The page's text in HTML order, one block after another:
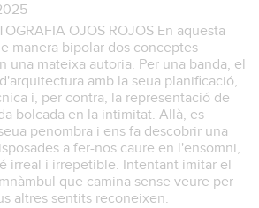
OJOS ROJOS En aquesta
manera bipolar dos conceptes
una mateixa autoria. Per una banda, el
amb la seua planificació,
i, per contra, la representació de
bolcada en la intimitat. Allà, es
penombra i ens fa descobrir una
a fer-nos caure en l'ensomni,
irreal i irrepetible. Intentant imitar el
que camina sense veure per
altres sentits reconeixen.